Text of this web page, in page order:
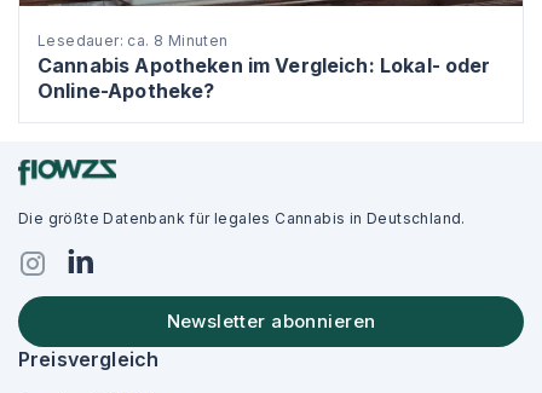
Lesedauer: ca. 8 Minuten
Cannabis Apotheken im Vergleich: Lokal- oder
Online-Apotheke?
Die größte Datenbank für legales Cannabis in Deutschland.
Newsletter abonnieren
Preisvergleich